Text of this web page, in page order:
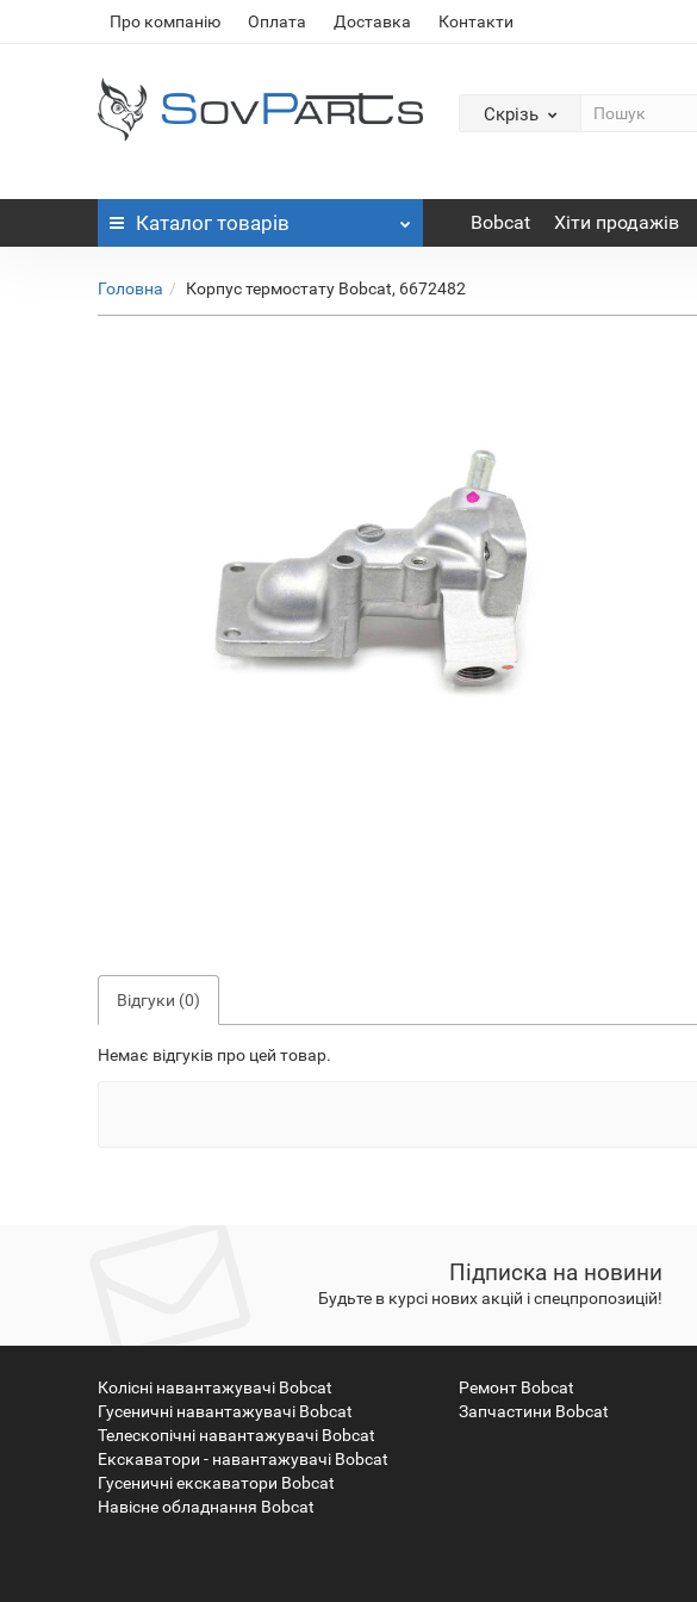
Про компанію Оплата Доставка Контакти
Скрізь
Каталог товарів Bobcat Хіти продажів
Головна Корпус термостату Bobcat, 6672482
Відгуки (0)
Немає відгуків про цей товар.
Підписка на новини
Будьте в курсі нових акцій і спецпропозицій!
Колісні навантажувачі Bobcat
Гусеничні навантажувачі Bobcat
Телескопічні навантажувачі Bobcat
Екскаватори - навантажувачі Bobcat
Гусеничні екскаватори Bobcat
Навісне обладнання Bobcat
Ремонт Bobcat
Запчастини Bobcat